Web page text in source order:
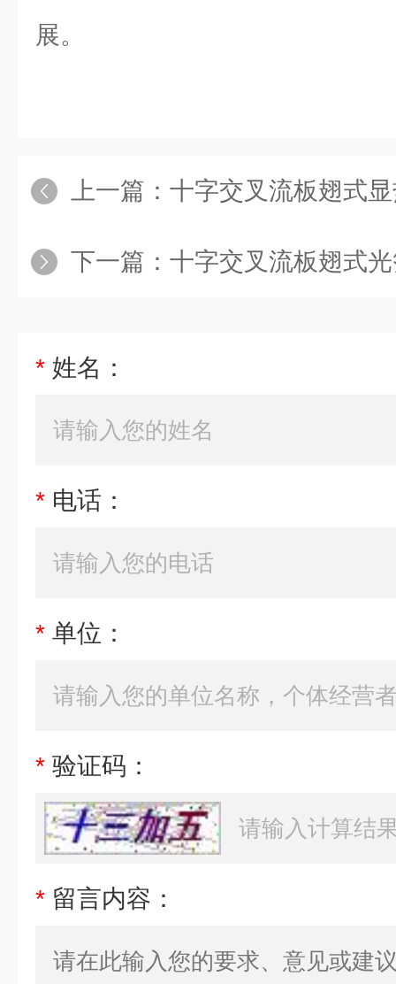
展。
上一篇： 十字交叉流板翅式
下一篇： 十字交叉流板翅式光箔
* 姓名：
* 电话：
* 单位：
* 验证码：
* 留言内容：